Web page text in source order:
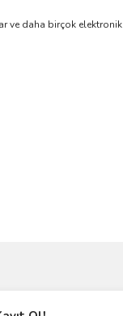
ve daha birçok